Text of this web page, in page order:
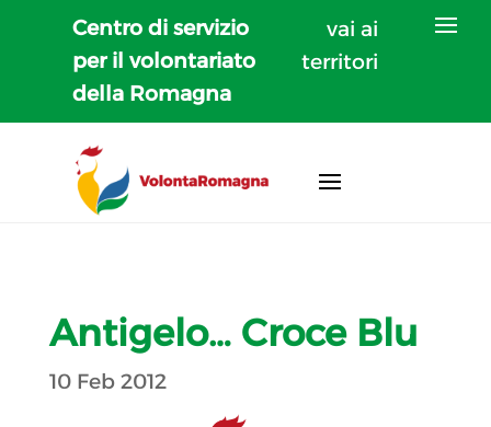
Centro di servizio
per il volontariato
della Romagna
vai ai
territori
Antigelo… Croce Blu
10 Feb 2012